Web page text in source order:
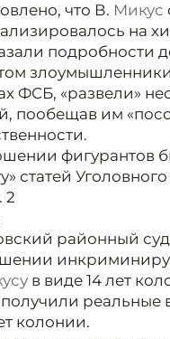
что В. Микус
на
подробности
ФСБ, «развели»
пообещав им
фигурантов
статей
2
районный
в виде 14 лет
реальные
колонии.